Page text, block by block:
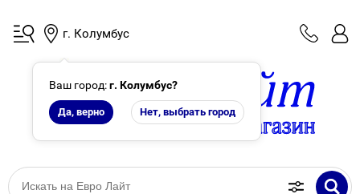
г. Колумбус
Ваш город:г. Колумбус?
Да, верно Нет, выбрать город